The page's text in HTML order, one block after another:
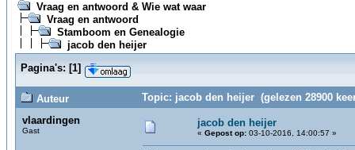
Vraag en antwoord & Wie wat waar
Vraag en antwoord
Stamboom en Genealogie
jacob den heijer
Pagina's: [1]
Auteur
Topic: jacob den heijer (gelezen 28900
vlaardingen
Gast
jacob den heijer
« Gepost op: 03-10-2016, 14:00:57 »